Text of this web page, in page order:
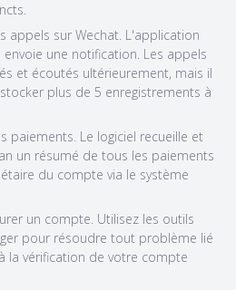
appels sur Wechat. L'application
une notification. Les appels
et écoutés ultérieurement, mais il
plus de 5 enregistrements à
paiements. Le logiciel recueille et
un résumé de tous les paiements
du compte via le système
un compte. Utilisez les outils
pour résoudre tout problème lié
la vérification de votre compte